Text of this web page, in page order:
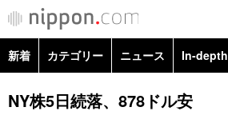
新着 カテゴリー ニュース In-depth
政治・外交
NY株5日続落、878ドル安